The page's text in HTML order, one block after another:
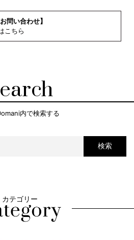
お問い合わせ】
こちら
内で検索する
検索
カテゴリー